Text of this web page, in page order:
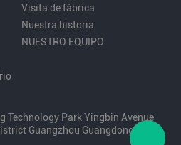
Visita de fábrica
Nuestra historia
NUESTRO EQUIPO
Technology Park Yingbin Avenue
Guangzhou Guangdong China